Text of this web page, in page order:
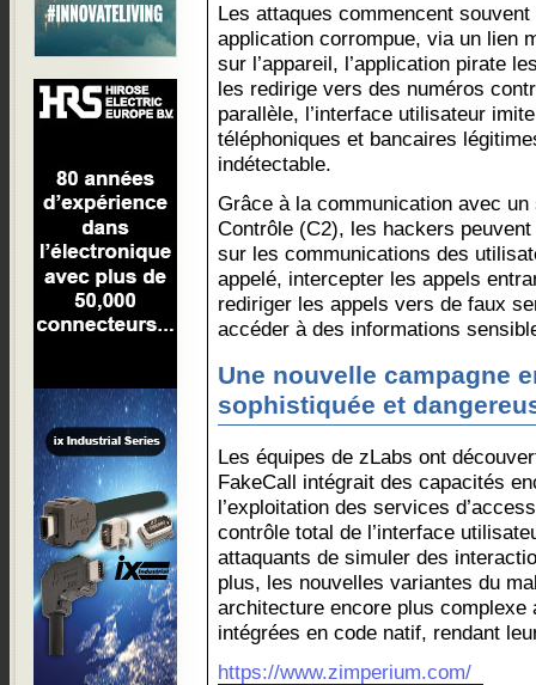
Les attaques commencent
application corrompue, via un lien
sur l’appareil, l’application pirate
les redirige vers des numéros
parallèle, l’interface utilisateur
téléphoniques et bancaires
indétectable.
Grâce à la communication avec
Contrôle (C2), les hackers
sur les communications des
appelé, intercepter les appels
rediriger les appels vers de faux
accéder à des informations
Une nouvelle campagne
sophistiquée et
Les équipes de zLabs ont
FakeCall intégrait des capacités
l’exploitation des services
contrôle total de l’interface
attaquants de simuler des
plus, les nouvelles variantes du
architecture encore plus complexe
intégrées en code natif, rendant
https://www.zimperium.com/